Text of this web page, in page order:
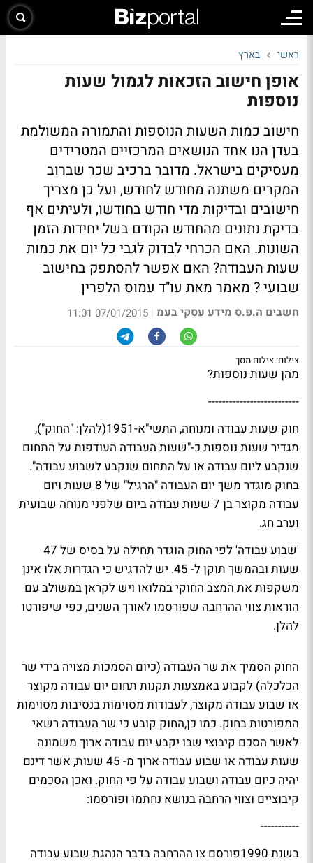
ראשי בארץ
אופן חישוב הזכאות לגמול שעות
נוספות
חישוב כמות השעות הנוספות והתמורה המשולמת
בעדן הנו אחד הנושאים המרכזיים המטרידים
מעסיקים בישראל. מדובר ברכיב שכר שברוב
המקרים משתנה מחודש לחודש, ועל כן מצריך
חישובים ובדיקות מדי חודש בחודשו, ולעיתים אף
בדיקת נתונים מהחודש הקודם בשל יחידות הזמן
השונות. האם הכרחי לבדוק לגבי כל יום את כמות
שעות העבודה? האם אפשר להסתפק בחישוב
שבועי ? מאמר מאת עו"ד עמוס הלפרין
חשבים ה.פ.ס מידע עסקי בעמ |
07/01/2015 11:01
צילום: צילום מסך
מהן שעות נוספות?
--------------------------
חוק שעות עבודה ומנוחה, התשי"א-1951(להלן: "החוק"),
מגדיר שעות נוספות כ-"שעות העבודה העודפות על התחום
שנקבע ליום עבודה או על התחום שנקבע לשבוע עבודה".
בחוק מוגדר משך יום העבודה "הרגיל" של 8 שעות ויום
עבודה מקוצר בן 7 שעות עבודה ביום שלפני מנוחה שבועית
וערב חג.
'שבוע עבודה' לפי החוק הוגדר תחילה על בסיס של 47
שעות ובהמשך תוקן ל- 45. יש להדגיש כי הגדרות אלו אינן
משקפות את המצב החוקי במלואו ויש לקראן במשולב עם
הוראות צווי ההרחבה שפורסמו לאורך השנים, כפי שיפורטו
להלן.
החוק הסמיך את שר העבודה (כיום הסמכות מצויה בידי שר
הכלכלה) לקבוע באמצעות תקנות תחום יום עבודה מקוצר
או שבוע עבודה מקוצר, לעבודות מסוימות בנסיבות מסוימות
המפורטות בחוק. כמו כן,החוק קובע כי שר העבודה רשאי
לאשר הסכם קיבוצי שבו יקבע יום עבודה ארוך משמונה
שעות עבודה או שבוע עבודה ארוך מ- 45 שעות, אשר דינם
יהיה כיום עבודה ושבוע עבודה על פי החוק. ואכן הסכמים
קיבוציים וצווי הרחבה בנושא נחתמו ופורסמו:
-----------
בשנת 1990פורסם צו ההרחבה בדבר הנהגת שבוע עבודה